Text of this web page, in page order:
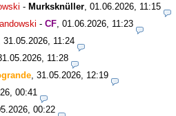
- Murksknüller 01.06.2026, 11:15
- CF 01.06.2026, 11:23
31.05.2026, 11:24
11:28
31.05.2026, 12:19
00:41
00:22